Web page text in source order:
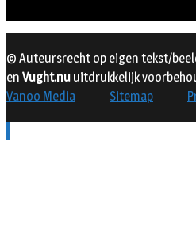
© Auteursrecht op eigen tekst/
en Vught.nu uitdrukkelijk
Vanoo Media
Sitemap